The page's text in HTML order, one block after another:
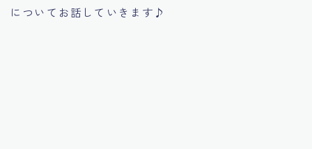
についてお話していきます♪